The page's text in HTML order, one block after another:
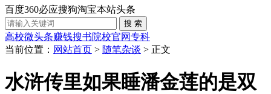
百度360必应搜狗淘宝本站头条
高校微头条赚钱搜书院校官网专科
当前位置： 网站首页 > 随笔杂谈 > 正文
水浒传里如果睡潘金莲的是双